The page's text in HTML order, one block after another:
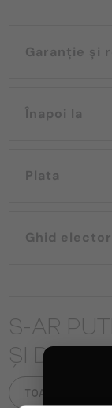
Garanție și
Înapoi la
Plata
Ghid
S-AR
ȘI DE
TOATE